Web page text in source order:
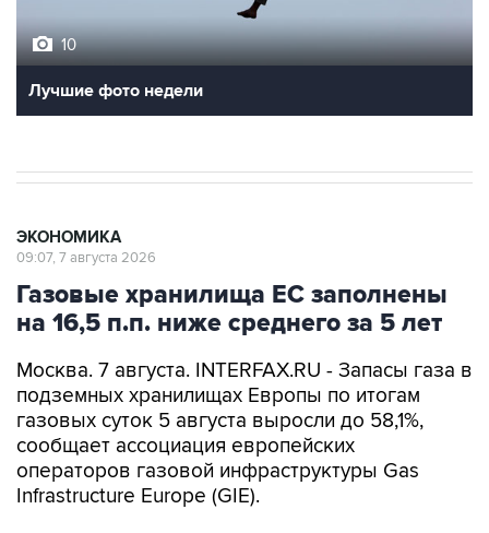
Лучшие фото недели
Газовые хранилища ЕС заполнены
на 16,5 п.п. ниже среднего за 5 лет
Москва. 7 августа. INTERFAX.RU - Запасы газа в
газовых суток 5 августа выросли до 58,1%,
сообщает ассоциация европейских
операторов газовой инфраструктуры Gas
Infrastructure Europe (GIE).
Это на 16,5 процентных пунктов ниже, чем